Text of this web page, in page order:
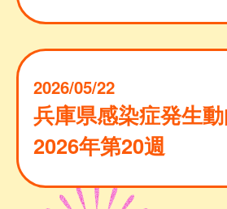
2026/05/22
兵庫県感染症発生
2026年第20週